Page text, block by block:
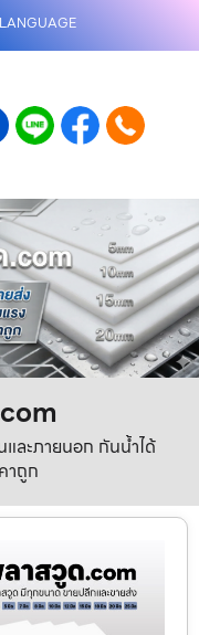
LANGUAGE
และภายนอก กันน้ำได้
าถูก